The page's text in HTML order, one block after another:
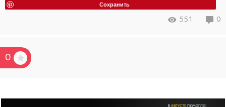
Сохранить
551 0
0